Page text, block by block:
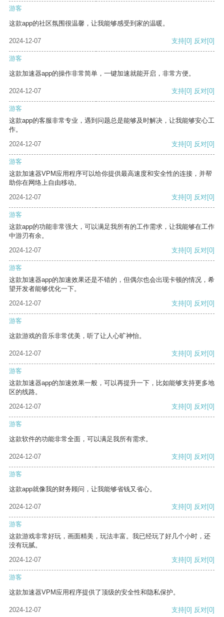
游客
这款app的社区氛围很温馨，让我能够感受到家的温暖。
2024-12-07 支持[0] 反对[0]
游客
这款加速器app的操作非常简单，一键加速就能开启，非常方便。
2024-12-07 支持[0] 反对[0]
游客
这款app的客服非常专业，遇到问题总是能够及时解决，让我能够安心工
作。
2024-12-07
支持[0] 反对[0]
游客
这款加速器VPM应用程序可以给你提供最高速度和安全性的连接，并帮
助你在网络上自由移动。
2024-12-07
支持[0] 反对[0]
游客
这款app的功能非常强大，可以满足我所有的工作需求，让我能够在工作
中游刃有余。
2024-12-07
支持[0] 反对[0]
游客
这款加速器app的加速效果还是不错的，但偶尔也会出现卡顿的情况，希
望开发者能够优化一下。
2024-12-07
支持[0] 反对[0]
游客
这款游戏的音乐非常优美，听了让人心旷神怡。
2024-12-07 支持[0] 反对[0]
游客
这款加速器app的加速效果一般，可以再提升一下，比如能够支持更多地
区的线路。
2024-12-07
支持[0] 反对[0]
游客
这款软件的功能非常全面，可以满足我所有需求。
2024-12-07 支持[0] 反对[0]
游客
这款app就像我的财务顾问，让我能够省钱又省心。
2024-12-07 支持[0] 反对[0]
游客
这款游戏非常好玩，画面精美，玩法丰富。我已经玩了好几个小时，还
没有玩腻。
2024-12-07
支持[0] 反对[0]
游客
这款加速器VPM应用程序提供了顶级的安全性和隐私保护。
2024-12-07 支持[0] 反对[0]